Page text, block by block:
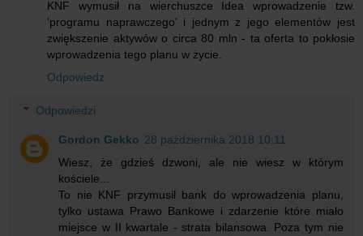
KNF wymusił na wierchuszce Idea wprowadzenie tzw.
'programu naprawczego' i jednym z jego elementów jest
zwiększenie aktywów o circa 80 mln - ta oferta to pokłosie
wprowadzenia tego planu w życie.
Odpowiedz
Odpowiedzi
Gordon Gekko 28 października 2018 10:11
Wiesz, że gdzieś dzwoni, ale nie wiesz w którym
kościele...
To nie KNF przymusił bank do wprowadzenia planu,
tylko ustawa Prawo Bankowe i zdarzenie które miało
miejsce w II kwartale - strata bilansowa. Poza tym nie